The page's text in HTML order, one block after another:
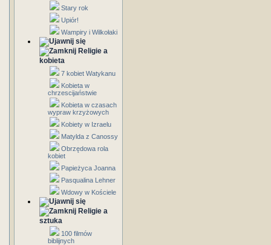
Stary rok
Upiór!
Wampiry i Wilkołaki
Religie a
kobieta
7 kobiet Watykanu
Kobieta w
chrzescijaństwie
Kobieta w czasach
wypraw krzyżowych
Kobiety w Izraelu
Matylda z Canossy
Obrzędowa rola
kobiet
Papieżyca Joanna
Pasqualina Lehner
Wdowy w Kościele
Religie a
sztuka
100 filmów
biblijnych